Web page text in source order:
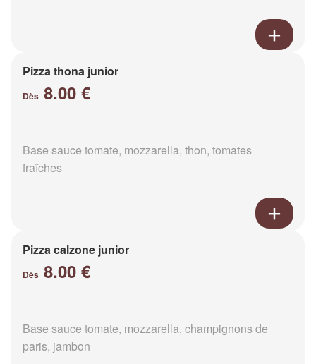
Pizza thona junior
Dès 8.00 €
Base sauce tomate, mozzarella, thon, tomates
fraîches
Pizza calzone junior
Dès 8.00 €
Base sauce tomate, mozzarella, champignons de
paris, jambon